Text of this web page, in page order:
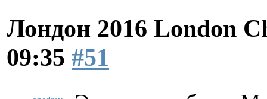
Лондон 2016 London
09:35 #51